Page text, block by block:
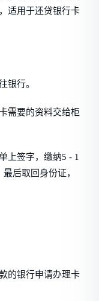
适用于还贷银行卡
银行。
需要的资料交给柜
上签字，缴纳5 - 1
后取回身份证，
的银行申请办理卡